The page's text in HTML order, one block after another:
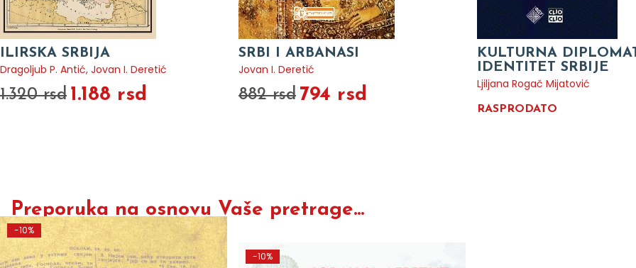
ILIRSKA SRBIJA
Dragoljub P. Antić, Jovan I. Deretić
1.320 rsd 1.188 rsd
SRBI I ARBANASI
Jovan I. Deretić
882 rsd 794 rsd
KULTURNA
IDENTITET SRBIJE
Ljiljana Rogač Mijatović
RASPRODATO
Preporuka na osnovu Vaše pretrage...
-10%
-10%